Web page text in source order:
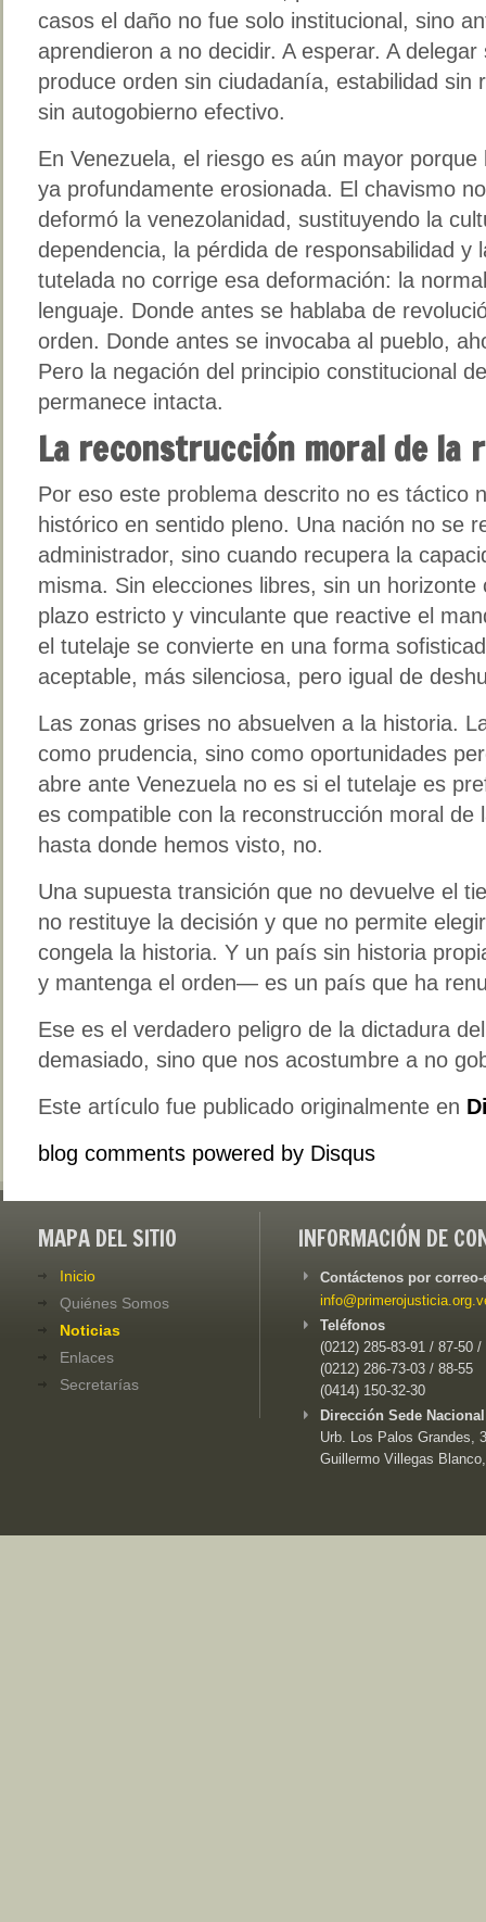
casos el daño no fue solo institucional, sino
aprendieron a no decidir. A esperar. A
produce orden sin ciudadanía, estabilidad sin
sin autogobierno efectivo.
En Venezuela, el riesgo es aún mayor
ya profundamente erosionada. El chavismo
deformó la venezolanidad, sustituyendo la
dependencia, la pérdida de responsabilidad y
tutelada no corrige esa deformación: la
lenguaje. Donde antes se hablaba de
orden. Donde antes se invocaba al pueblo,
Pero la negación del principio constitucional
permanece intacta.
La reconstrucción moral de la
Por eso este problema descrito no es táctico
histórico en sentido pleno. Una nación no se
administrador, sino cuando recupera la
misma. Sin elecciones libres, sin un
plazo estricto y vinculante que reactive el
el tutelaje se convierte en una forma
aceptable, más silenciosa, pero igual de
Las zonas grises no absuelven a la historia.
como prudencia, sino como oportunidades
abre ante Venezuela no es si el tutelaje es
es compatible con la reconstrucción moral de
hasta donde hemos visto, no.
Una supuesta transición que no devuelve el
no restituye la decisión y que no permite
congela la historia. Y un país sin historia
y mantenga el orden— es un país que ha
Ese es el verdadero peligro de la dictadura
demasiado, sino que nos acostumbre a no
Este artículo fue publicado originalmente en
blog comments powered by Disqus
MAPA DEL SITIO
Inicio
Quiénes Somos
Noticias
Enlaces
Secretarías
INFORMACIÓN DE
Contáctenos por
Teléfonos
(0212) 285-83-91 / 87-50 /
(0212) 286-73-03 / 88-55
(0414) 150-32-30
Dirección Sede
Urb. Los Palos Grandes,
Guillermo Villegas